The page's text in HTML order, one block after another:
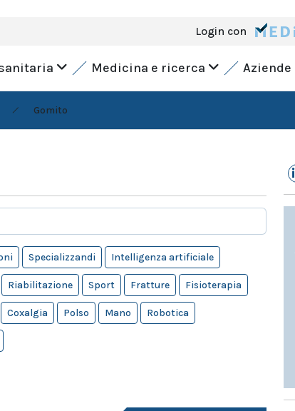
Login con
Medicina e ricerca Aziende
Gomito
Specializzandi Intelligenza artificiale
Riabilitazione Sport Fratture Fisioterapia
Coxalgia Polso Mano Robotica